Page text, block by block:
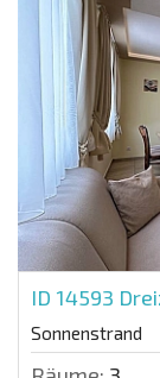
ID 14593
Sonnenstrand